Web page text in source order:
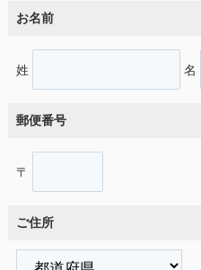
お名前
姓 名
郵便番号
〒
ご住所